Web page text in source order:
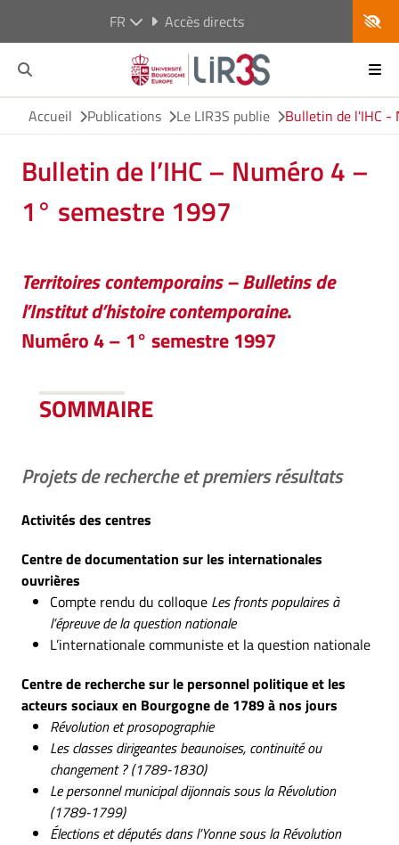
FR Accès directs
Accueil Publications Le LIR3S publie Bulletin de l'IHC -
Bulletin de l’IHC – Numéro 4 –
1° semestre 1997
Territoires contemporains – Bulletins de
l’Institut d’histoire contemporaine.
Numéro 4 – 1° semestre 1997
SOMMAIRE
Projets de recherche et premiers résultats
Activités des centres
Centre de documentation sur les internationales
ouvrières
Compte rendu du colloque Les fronts populaires à
l’épreuve de la question nationale
L’internationale communiste et la question nationale
Centre de recherche sur le personnel politique et les
acteurs sociaux en Bourgogne de 1789 à nos jours
Révolution et prosopographie
Les classes dirigeantes beaunoises, continuité ou
changement ? (1789-1830)
Le personnel municipal dijonnais sous la Révolution
(1789-1799)
Élections et députés dans l’Yonne sous la Révolution